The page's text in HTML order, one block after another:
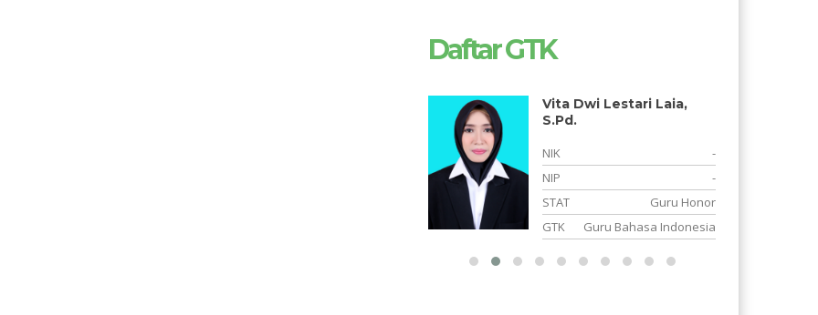
Daftar GTK
Vita Dwi Lestari Laia,
S.Pd.
NIK
-
NIP
-
STAT
Guru Honor
GTK
Guru Bahasa Indonesia